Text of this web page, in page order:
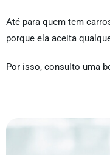
Até para quem tem
porque ela aceita
Por isso, consulto uma